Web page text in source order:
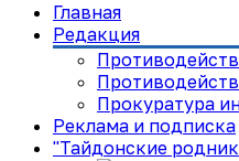
Главная
Редакция
Прокуратура
Реклама и подписка
"Тайдонские